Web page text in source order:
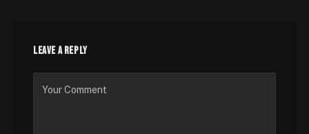
LEAVE A REPLY